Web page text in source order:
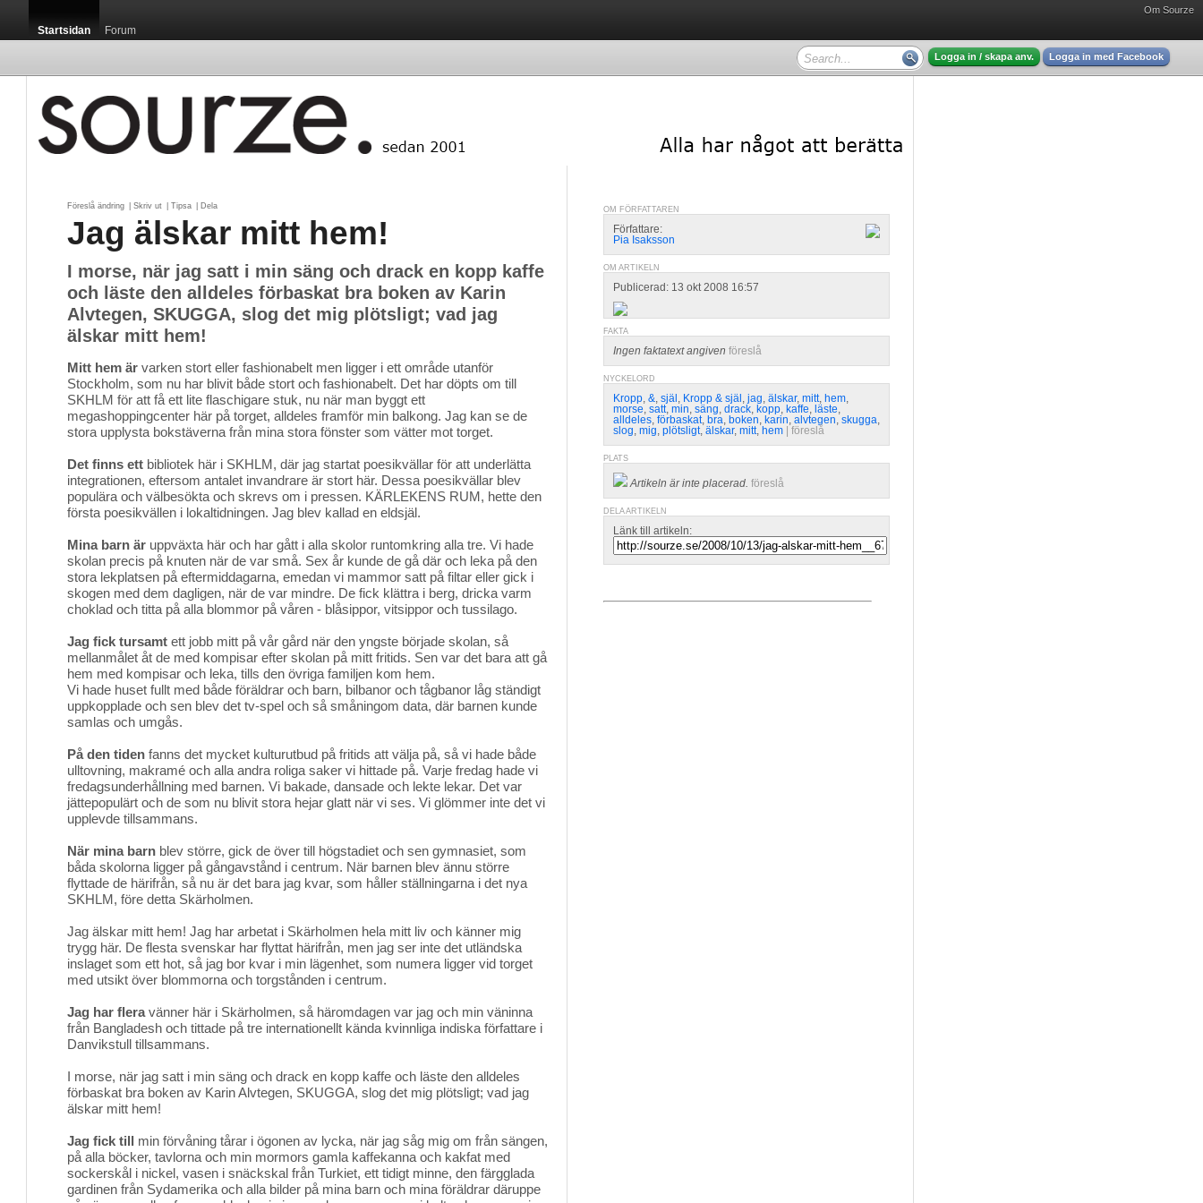
Om Sourze
Startsidan Forum
Logga in / skapa anv. Logga in med Facebook
Föreslå ändring Skriv ut Tipsa Dela
Jag älskar mitt hem!
I morse, när jag satt i min säng och drack en kopp kaffe
och läste den alldeles förbaskat bra boken av Karin
Alvtegen, SKUGGA, slog det mig plötsligt; vad jag
älskar mitt hem!
Mitt hem är varken stort eller fashionabelt men ligger i ett område utanför
Stockholm, som nu har blivit både stort och fashionabelt. Det har döpts om till
SKHLM för att få ett lite flaschigare stuk, nu när man byggt ett
megashoppingcenter här på torget, alldeles framför min balkong. Jag kan se de
stora upplysta bokstäverna från mina stora fönster som vätter mot torget.
Det finns ett bibliotek här i SKHLM, där jag startat poesikvällar för att underlätta
integrationen, eftersom antalet invandrare är stort här. Dessa poesikvällar blev
populära och välbesökta och skrevs om i pressen. KÄRLEKENS RUM, hette den
första poesikvällen i lokaltidningen. Jag blev kallad en eldsjäl.
Mina barn är uppväxta här och har gått i alla skolor runtomkring alla tre. Vi hade
skolan precis på knuten när de var små. Sex år kunde de gå där och leka på den
stora lekplatsen på eftermiddagarna, emedan vi mammor satt på filtar eller gick i
skogen med dem dagligen, när de var mindre. De fick klättra i berg, dricka varm
choklad och titta på alla blommor på våren - blåsippor, vitsippor och tussilago.
Jag fick tursamt ett jobb mitt på vår gård när den yngste började skolan, så
mellanmålet åt de med kompisar efter skolan på mitt fritids. Sen var det bara att gå
hem med kompisar och leka, tills den övriga familjen kom hem.
Vi hade huset fullt med både föräldrar och barn, bilbanor och tågbanor låg ständigt
uppkopplade och sen blev det tv-spel och så småningom data, där barnen kunde
samlas och umgås.
På den tiden fanns det mycket kulturutbud på fritids att välja på, så vi hade både
ulltovning, makramé och alla andra roliga saker vi hittade på. Varje fredag hade vi
fredagsunderhållning med barnen. Vi bakade, dansade och lekte lekar. Det var
jättepopulärt och de som nu blivit stora hejar glatt när vi ses. Vi glömmer inte det vi
upplevde tillsammans.
När mina barn blev större, gick de över till högstadiet och sen gymnasiet, som
båda skolorna ligger på gångavstånd i centrum. När barnen blev ännu större
flyttade de härifrån, så nu är det bara jag kvar, som håller ställningarna i det nya
SKHLM, före detta Skärholmen.
Jag älskar mitt hem! Jag har arbetat i Skärholmen hela mitt liv och känner mig
trygg här. De flesta svenskar har flyttat härifrån, men jag ser inte det utländska
inslaget som ett hot, så jag bor kvar i min lägenhet, som numera ligger vid torget
med utsikt över blommorna och torgstånden i centrum.
Jag har fleravänner här i Skärholmen, så häromdagen var jag och min väninna
från Bangladesh och tittade på tre internationellt kända kvinnliga indiska författare i
Danvikstull tillsammans.
I morse, när jag satt i min säng och drack en kopp kaffe och läste den alldeles
förbaskat bra boken av Karin Alvtegen, SKUGGA, slog det mig plötsligt; vad jag
älskar mitt hem!
Jag fick till min förvåning tårar i ögonen av lycka, när jag såg mig om från sängen,
på alla böcker, tavlorna och min mormors gamla kaffekanna och kakfat med
sockerskål i nickel, vasen i snäckskal från Turkiet, ett tidigt minne, den färgglada
gardinen från Sydamerika och alla bilder på mina barn och mina föräldrar däruppe
OM FÖRFATTAREN
Författare:
Pia Isaksson
OM ARTIKELN
Publicerad: 13 okt 2008 16:57
FAKTA
Ingen faktatext angiven föreslå
NYCKELORD
Kropp, &, själ , Kropp & själ , jag, älskar, mitt, hem,
morse, satt, min, säng, drack, kopp, kaffe, läste,
alldeles, förbaskat, bra, boken, karin, alvtegen, skugga,
slog, mig, plötsligt, älskar, mitt, hem föreslå
PLATS
Artikeln är inte placerad. föreslå
DELA ARTIKELN
Länk till artikeln: